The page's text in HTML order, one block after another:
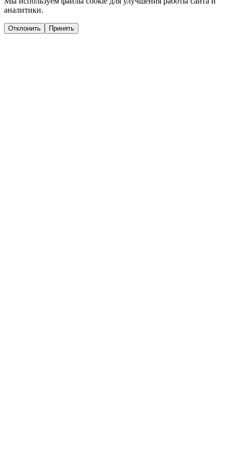
аналитики.
Отклонить Принять